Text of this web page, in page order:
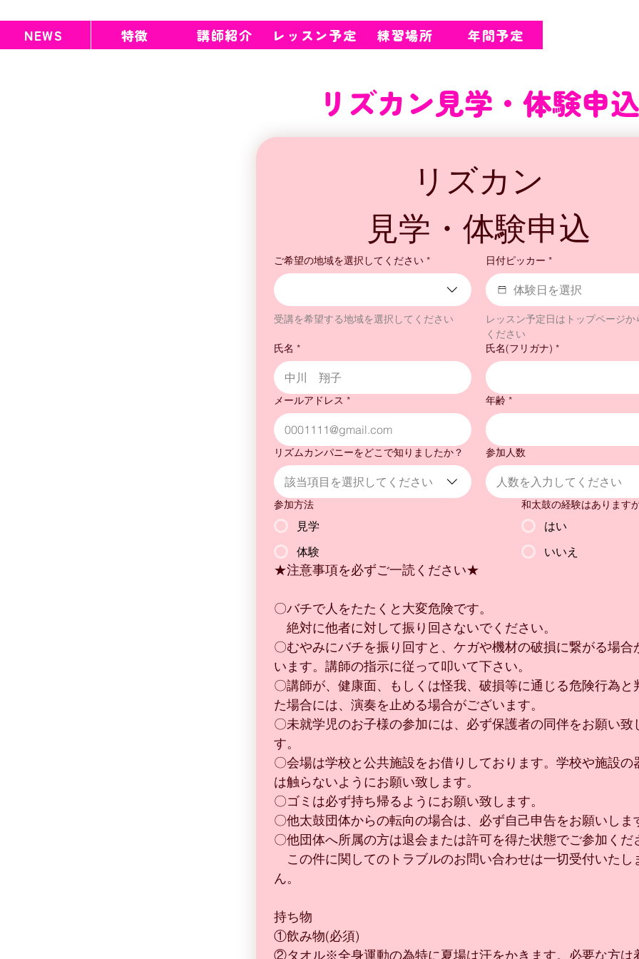
NEWS 特徴 講師紹介 レッスン予定 練習場所 年間予定
リズカン見学・体験申込
リズカン
見学・体験申込
ご希望の地域を選択してください *
受講を希望する地域を選択してください
日付ピッカー *
レッスン予定日はトップページか
ください
氏名 * 氏名(フリガナ) *
メールアドレス * 年齢 *
リズムカンパニーをどこで知りましたか？
該当項目を選択してください
参加人数
参加方法
見学
体験
和太鼓の経験はあります
はい
いいえ
★注意事項を必ずご一読ください★
〇バチで人をたたくと大変危険です。
絶対に他者に対して振り回さないでください。
〇むやみにバチを振り回すと、ケガや機材の破損に繋がる場合
います。講師の指示に従って叩いて下さい。
〇講師が、健康面、もしくは怪我、破損等に通じる危険行為と
た場合には、演奏を止める場合がございます。
〇未就学児のお子様の参加には、必ず保護者の同伴をお願い致
す。
〇会場は学校と公共施設をお借りしております。学校や施設の
は触らないようにお願い致します。
〇ゴミは必ず持ち帰るようにお願い致します。
〇他太鼓団体からの転向の場合は、必ず自己申告をお願いしま
〇他団体へ所属の方は退会または許可を得た状態でご参加くだ
この件に関してのトラブルのお問い合わせは一切受付いたし
ん。
持ち物
①飲み物(必須)
②タオル※全身運動の為特に夏場は汗をかきます。必要な方は